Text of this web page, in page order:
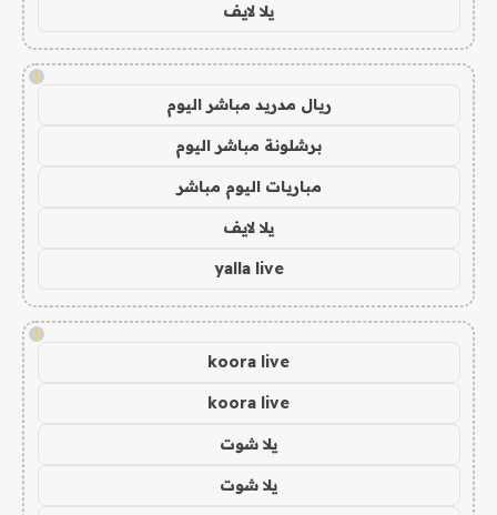
يلا لايف
!
ريال مدريد مباشر اليوم
برشلونة مباشر اليوم
مباريات اليوم مباشر
يلا لايف
yalla live
!
koora live
koora live
يلا شوت
يلا شوت